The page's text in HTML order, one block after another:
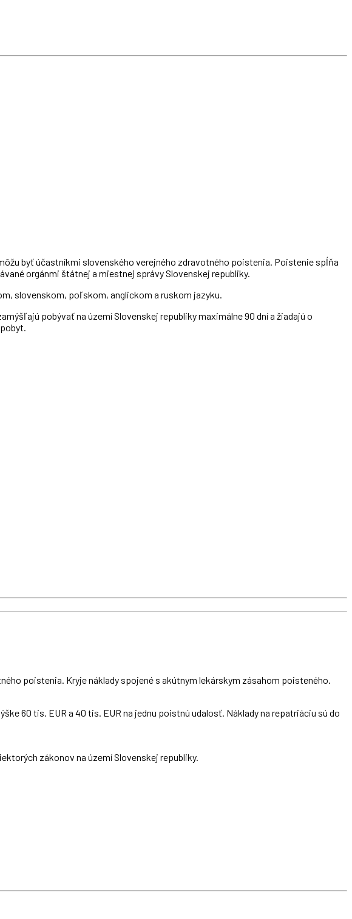
byť účastníkmi slovenského verejného zdravotného poistenia. Poistenie spĺňa
orgánmi štátnej a miestnej správy Slovenskej republiky.
slovenskom, poľskom, anglickom a ruskom jazyku.
pobývať na území Slovenskej republiky maximálne 90 dní a žiadajú o
poistenia. Kryje náklady spojené s akútnym lekárskym zásahom poisteného.
60 tis. EUR a 40 tis. EUR na jednu poistnú udalosť. Náklady na repatriáciu sú do
zákonov na území Slovenskej republiky.